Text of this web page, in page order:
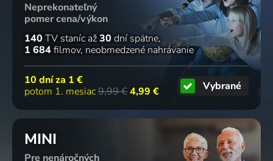
Neprekonateľný
pomer cena/výkon
140 TV staníc až30 dní spätne
1 684filmov neobmedzené nahrávanie
10 dní za 1 €
potom 1. mesiac9,99 €4,99 € Vybrané
MINI
Pre nenáročných